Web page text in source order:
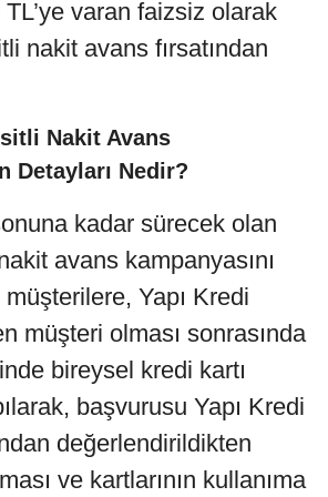
varan faizsiz olarak
nakit avans fırsatından
Nakit Avans
Detayları Nedir?
kadar sürecek olan
avans kampanyasını
Yapı Kredi
müşteri olması sonrasında
bireysel kredi kartı
başvurusu Yapı Kredi
değerlendirildikten
ve kartlarının kullanıma